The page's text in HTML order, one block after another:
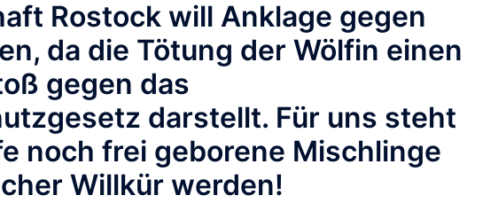
Rostock will Anklage gegen
da die Tötung der Wölfin einen
gegen das
darstellt. Für uns steht
noch frei geborene Mischlinge
Willkür werden!